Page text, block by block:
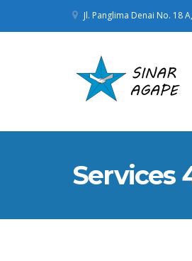
Jl. Panglima Denai No. 18
Services